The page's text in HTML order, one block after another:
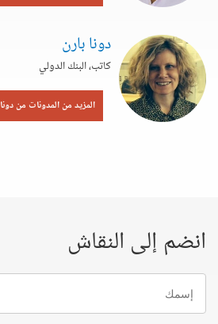
دونا بارن
كاتب، البنك الدولي
المزيد من المدونات من دونا
انضم إلى النقاش
إسمك